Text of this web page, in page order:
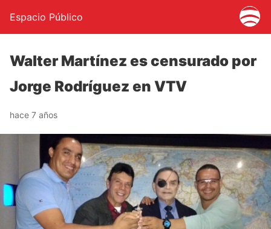
Espacio Público
Walter Martínez es censurado por
Jorge Rodríguez en VTV
hace 7 años